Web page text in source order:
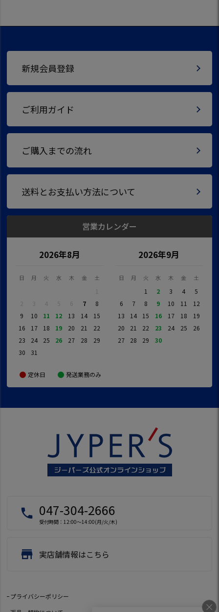
新規会員登録
ご利用ガイド
ご購入までの流れ
送料とお支払い方法について
営業カレンダー
2026年8月
日 月 火 水 木 金 土
1
2
3 4 5 6 7
8
9
10 11 12 13 14
15
16
17 18 19 20 21
22
23
24 25 26 27 28
29
30
31
2026年9月
日 月 火 水 木 金 土
1 2 3 4
5
6
7 8 9 10 11
12
13
14 15 16 17 18
19
20
21 22 23 24 25
26
27
28 29 30
定休日 発送業務のみ
local_phone 047-304-2666
受付時間：12:00～14:00(月/火/木)
store 実店舗情報はこちら
プライバシーポリシー